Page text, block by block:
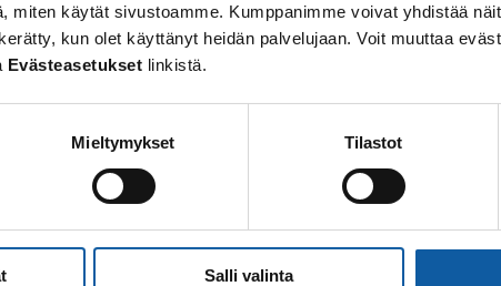
miten käytät sivustoamme. Kumppanimme voivat yhdistää
kun olet käyttänyt heidän palvelujaan. Voit muuttaa
Evästeasetukset linkistä.
Mieltymykset Tilastot
Salli valinta